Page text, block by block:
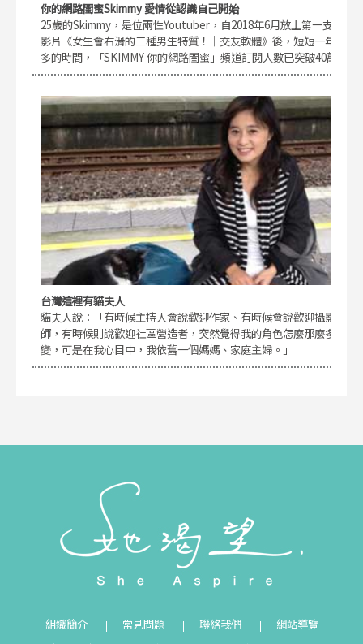
你的網路閨蜜Skimmy 愛情從認識自己開始
25歲的Skimmy，是位兩性Youtuber，自2018年6月放上第一支
影片《女生會右滑的三種男生特質！｜交友軟體》後，短短一年
多的時間，「SKIMMY 你的網路閨蜜」頻道訂閱人數已突破40萬
台灣這裡有貓夫人
貓夫人說：「有時候主持人會說歡迎作家、有時候會說歡迎攝影
師，有時候則說歡迎社區營造者，突然覺得我的角色怎麼那麼多
變，可是在我心目中，我依舊一個媽媽、家庭主婦。」
組織簡介 常見問題 聯絡我們
網站導覽